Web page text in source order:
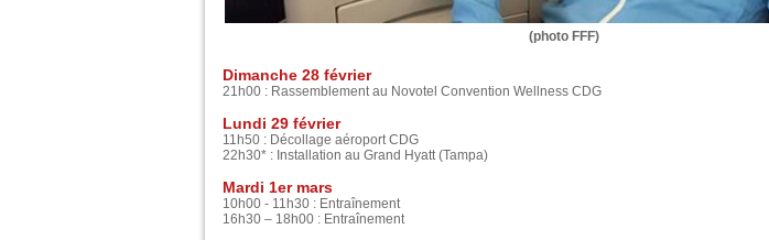
(photo FFF)
Dimanche 28 février
21h00 : Rassemblement au Novotel Convention Wellness CDG
Lundi 29 février
11h50 : Décollage aéroport CDG
22h30* : Installation au Grand Hyatt (Tampa)
Mardi 1er mars
10h00 - 11h30 : Entraînement
16h30 – 18h00 : Entraînement